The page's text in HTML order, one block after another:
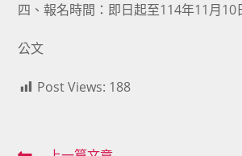
四、報名時間：即日起至114年11月10
公文
Post Views: 188